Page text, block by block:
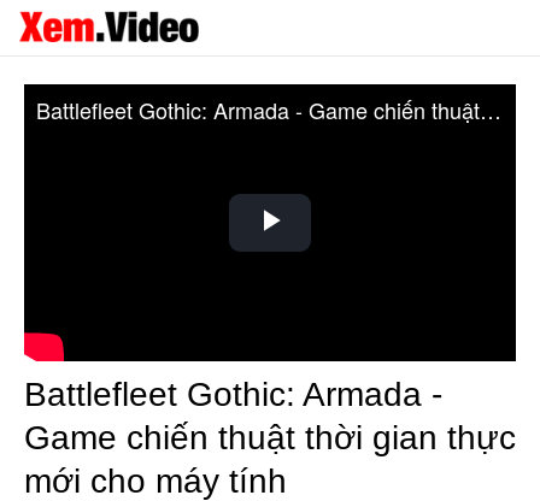
Play
Battlefleet Gothic: Armada - Game chiến thuật thời gian thực mới cho máy tính
Battlefleet Gothic: Armada -
Game chiến thuật thời gian thực
mới cho máy tính